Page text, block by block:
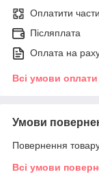
Оплатити
Післяплата
Оплата на
Всі умови оплати
Умови
Повернення
Всі умови